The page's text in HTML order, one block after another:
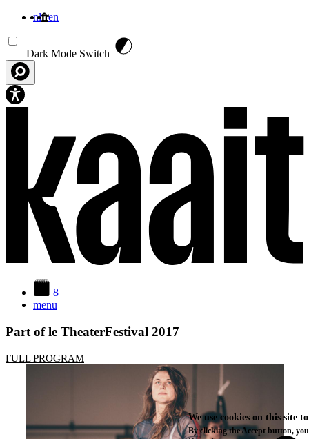
nlfren
Dark Mode Switch
8
menu
Part of le TheaterFestival 2017
FULL PROGRAM
We use cookies on this site
By clicking the Accept button,